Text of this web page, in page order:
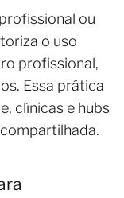
ou
o uso
profissional,
Essa prática
clínicas e hubs